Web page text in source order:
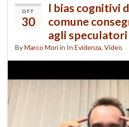
OTT
30
I bias cognitivi
comune
agli speculatori
ByMarco Moriin In Evidenza, Video